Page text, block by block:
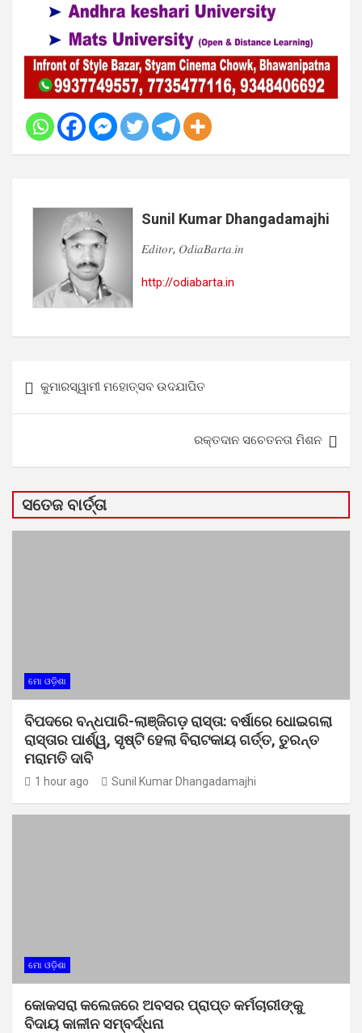
Sunil Kumar Dhangadamajhi
𝐸𝑑𝑖𝑡𝑜𝑟, 𝑂𝑑𝑖𝑎𝐵𝑎𝑟𝑡𝑎.𝑖𝑛
http://odiabarta.in
navigation
କୁମାରସ୍ୱାମୀ ମହୋତ୍ସବ ଉଦଯାପିତ
ରକ୍ତଦାନ ସଚେତନତା ମିଶନ
ସତେଜ ବାର୍ତ୍ତା
ମୋ ଓଡ଼ିଶା
ବିପଦରେ ବନ୍ଧପାରି-ଲାଞ୍ଜିଗଡ଼ ରାସ୍ତା: ବର୍ଷାରେ ଧୋଇଗଲା
ରାସ୍ତାର ପାର୍ଶ୍ୱ, ସୃଷ୍ଟି ହେଲା ବିରାଟକାୟ ଗର୍ତ୍ତ, ତୁରନ୍ତ
ମରାମତି ଦାବି
1 hour ago Sunil Kumar Dhangadamajhi
ମୋ ଓଡ଼ିଶା
କୋକସରା କଲେଜରେ ଅବସର ପ୍ରାପ୍ତ କର୍ମଚାରୀଙ୍କୁ
ବିଦାୟ କାଳୀନ ସମ୍ବର୍ଦ୍ଧନା